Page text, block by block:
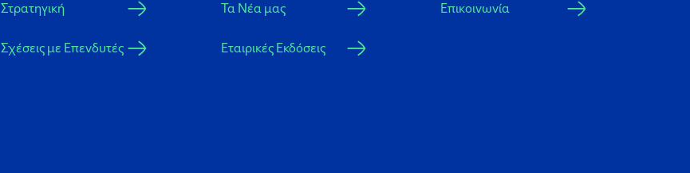
Στρατηγική
Σχέσεις με Επενδυτές
Τα Νέα μας
Εταιρικές Εκδόσεις
Επικοινωνία